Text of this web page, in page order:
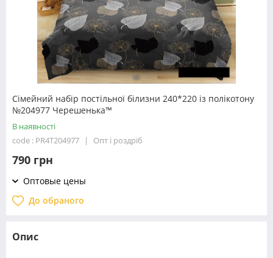
Сімейний набір постільної білизни 240*220 із полікотону
№204977 Черешенька™
В наявності
code : PR4T204977
Опт і роздріб
790 грн
Оптовые цены
До обраного
Опис